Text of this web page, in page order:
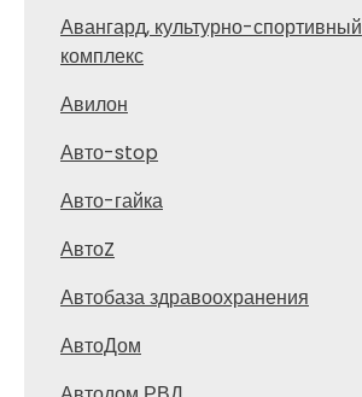
Авангард, культурно-спортивный
комплекс
Авилон
Авто-stop
Авто-гайка
АвтоZ
Автобаза здравоохранения
АвтоДом